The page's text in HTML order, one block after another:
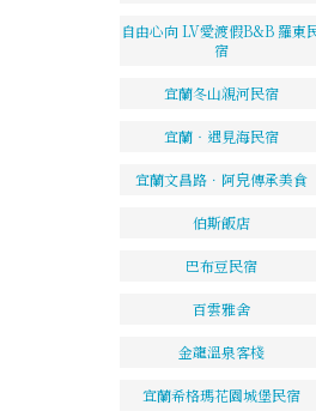
自由心向 LV愛渡假B&B 羅東
宿
宜蘭冬山親河民宿
宜蘭‧遇見海民宿
宜蘭文昌路．阿皃傳承美食
伯斯飯店
巴布豆民宿
百雲雅舍
金龍溫泉客棧
宜蘭希格瑪花園城堡民宿